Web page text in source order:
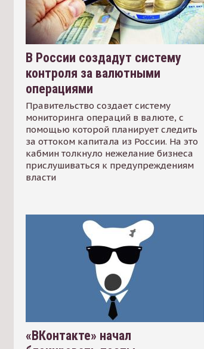
В России создадут систему
контроля за валютными
операциями
Правительство создает систему
мониторинга операций в валюте, с
помощью которой планирует следить
за оттоком капитала из России. На это
кабмин толкнуло нежелание бизнеса
прислушиваться к предупреждениям
власти
«ВКонтакте» начал